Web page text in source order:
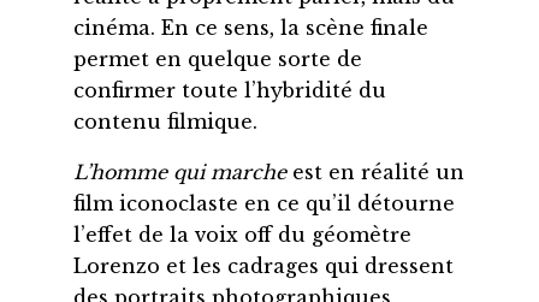
cinéma. En ce sens, la scène finale
permet en quelque sorte de
confirmer toute l’hybridité du
contenu filmique.
L’homme qui marcheest en réalité un
film iconoclaste en ce qu’il détourne
l’effet de la voix off du géomètre
Lorenzo et les cadrages qui dressent
des portraits photographiques